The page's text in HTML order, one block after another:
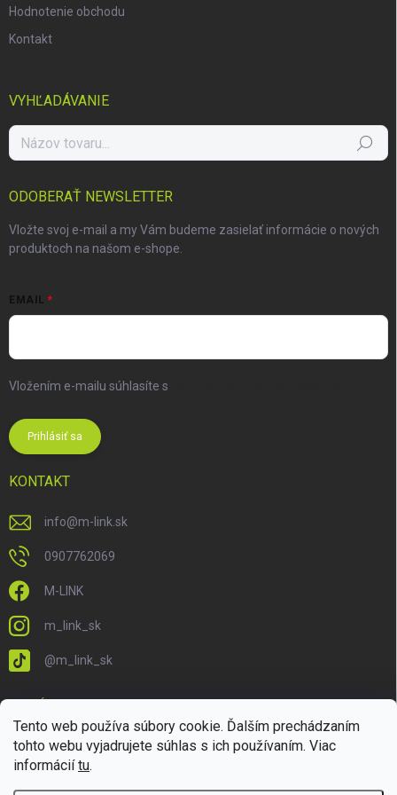
Tento web používa súbory cookie. Ďalším prechádzaním
tohto webu vyjadrujete súhlas s ich používaním. Viac
informáciítu.
Hodnotenie obchodu
Kontakt
VYHĽADÁVANIE
Hľadať
ODOBERAŤ NEWSLETTER
Vložte svoj e-mail a my Vám budeme zasielať informácie o nových
produktoch na našom e-shope.
EMAIL
Vložením e-mailu súhlasíte s
Prihlásiť sa
KONTAKT
info@m-link.sk
0907762069
M-LINK
m_link_sk
@m_link_sk